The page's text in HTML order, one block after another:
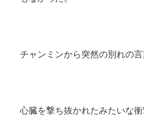
チャンミンから突然の別れの言
心臓を撃ち抜かれたみたいな衝